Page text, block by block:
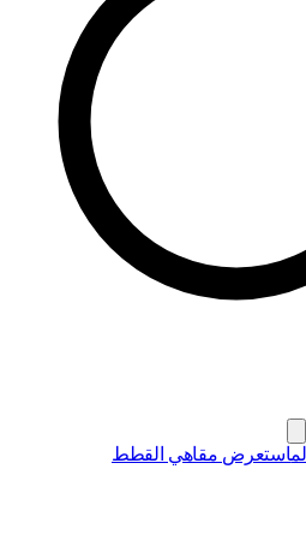
استعرض مقاهي القطط